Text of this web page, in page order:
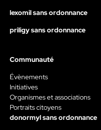
lexomil sans ordonnance
priligy sans ordonnance
Communauté
Évènements
Initiatives
Organismes et associations
Portraits citoyens
donormyl sans ordonnance